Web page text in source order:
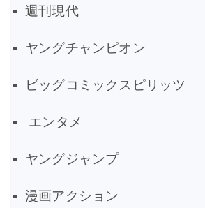
週刊現代
ヤングチャンピオン
ビッグコミックスピリッツ
エンタメ
ヤングジャンプ
漫画アクション